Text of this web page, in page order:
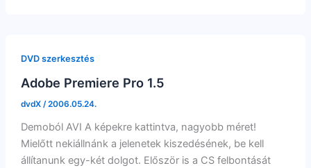
DVD szerkesztés
Adobe Premiere Pro 1.5
dvdX /2006.05.24.
Demoból AVI A képekre kattintva, nagyobb méret!
Mielőtt nekiállnánk a jelenetek kiszedésének, be kell
állítanunk egy-két dolgot. Először is a CS felbontását